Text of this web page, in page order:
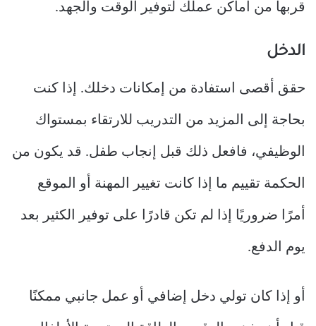
قربها من أماكن عملك لتوفير الوقت والجهد.
الدخل
حقق أقصى استفادة من إمكانات دخلك. إذا كنت
بحاجة إلى المزيد من التدريب للارتقاء بمستواك
الوظيفي، فافعل ذلك قبل إنجاب طفل. قد يكون من
الحكمة تقييم ما إذا كانت تغيير المهنة أو الموقع
أمرًا ضروريًا إذا لم تكن قادرًا على توفير الكثير بعد
يوم الدفع.
أو إذا كان تولي دخل إضافي أو عمل جانبي ممكنًا